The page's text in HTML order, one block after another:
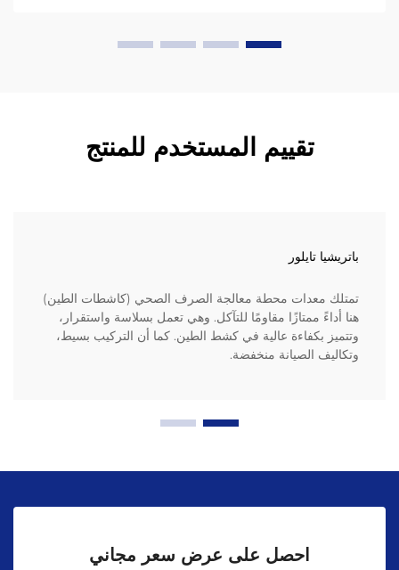
تقييم المستخدم للمنتج
باتريشيا تايلور
تمتلك معدات محطة معالجة الصرف الصحي (كاشطات الطين)
هنا أداءً ممتازًا مقاومًا للتآكل. وهي تعمل بسلاسة واستقرار،
وتتميز بكفاءة عالية في كشط الطين. كما أن التركيب بسيط،
وتكاليف الصيانة منخفضة.
احصل على عرض سعر مجاني